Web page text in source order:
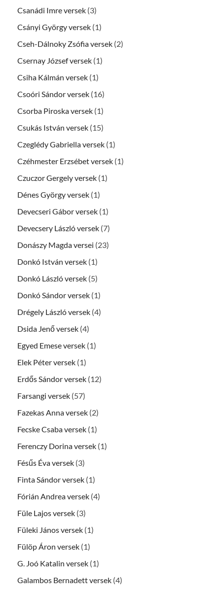
Csanádi Imre versek (3)
Csányi György versek (1)
Cseh-Dálnoky Zsófia versek (2)
Csernay József versek (1)
Csiha Kálmán versek (1)
Csoóri Sándor versek (16)
Csorba Piroska versek (1)
Csukás István versek (15)
Czeglédy Gabriella versek (1)
Czéhmester Erzsébet versek (1)
Czuczor Gergely versek (1)
Dénes György versek (1)
Devecseri Gábor versek (1)
Devecsery László versek (7)
Donászy Magda versei (23)
Donkó István versek (1)
Donkó László versek (5)
Donkó Sándor versek (1)
Drégely László versek (4)
Dsida Jenő versek (4)
Egyed Emese versek (1)
Elek Péter versek (1)
Erdős Sándor versek (12)
Farsangi versek (57)
Fazekas Anna versek (2)
Fecske Csaba versek (1)
Ferenczy Dorina versek (1)
Fésűs Éva versek (3)
Finta Sándor versek (1)
Fórián Andrea versek (4)
Füle Lajos versek (3)
Füleki János versek (1)
Fülöp Áron versek (1)
G. Joó Katalin versek (1)
Galambos Bernadett versek (4)